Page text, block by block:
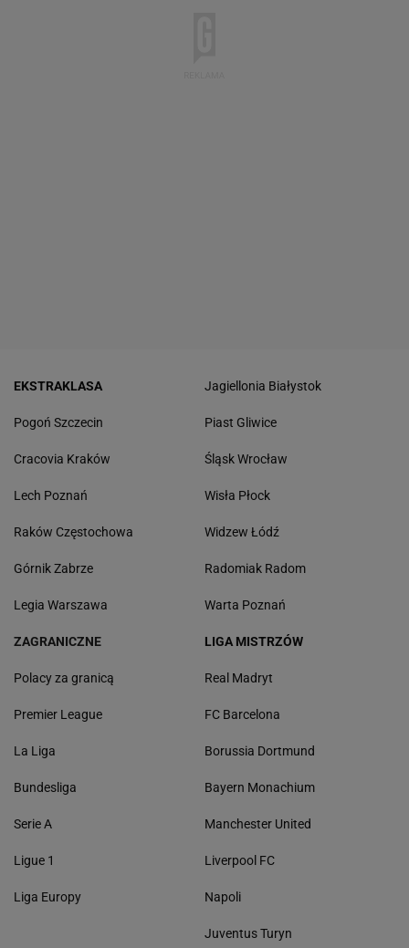
EKSTRAKLASA
Pogoń Szczecin
Cracovia Kraków
Lech Poznań
Raków Częstochowa
Górnik Zabrze
Legia Warszawa
Jagiellonia Białystok
Piast Gliwice
Śląsk Wrocław
Wisła Płock
Widzew Łódź
Radomiak Radom
Warta Poznań
ZAGRANICZNE
Polacy za granicą
Premier League
La Liga
Bundesliga
Serie A
Ligue 1
Liga Europy
LIGA MISTRZÓW
Real Madryt
FC Barcelona
Borussia Dortmund
Bayern Monachium
Manchester United
Liverpool FC
Napoli
Juventus Turyn